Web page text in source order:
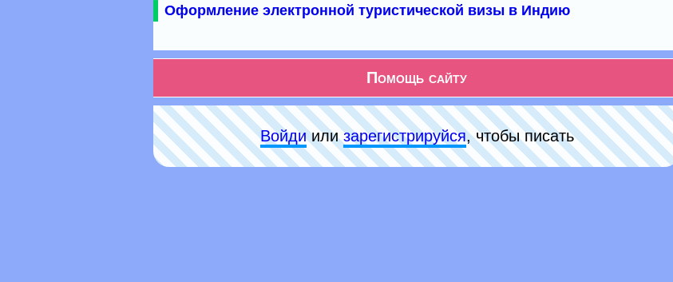
Оформление электронной туристической визы в Индию
Помощь сайту
Войдиилизарeгиcтpируйся, чтобы писать